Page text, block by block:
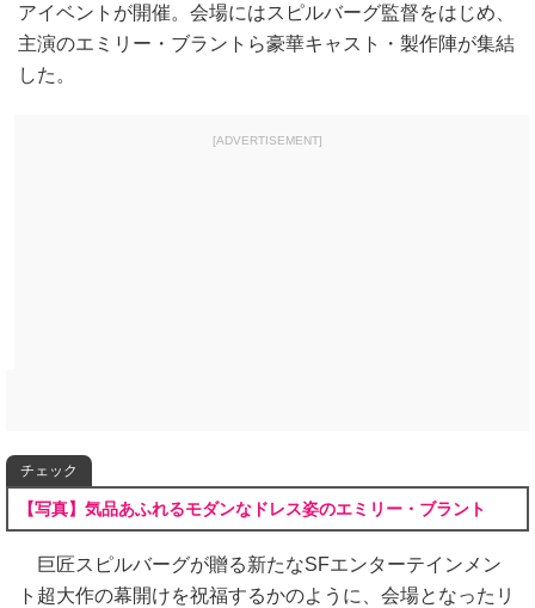
アイベントが開催。会場にはスピルバーグ監督をはじめ、
主演のエミリー・ブラントら豪華キャスト・製作陣が集結
した。
[ADVERTISEMENT]
チェック
【写真】気品あふれるモダンなドレス姿のエミリー・ブラント
巨匠スピルバーグが贈る新たなSFエンターテインメン
ト超大作の幕開けを祝福するかのように、会場となったリ